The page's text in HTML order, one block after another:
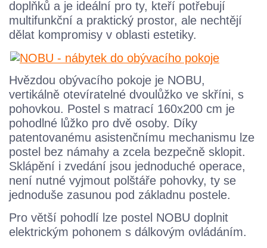
doplňků a je ideální pro ty, kteří potřebují
multifunkční a praktický prostor, ale nechtějí
dělat kompromisy v oblasti estetiky.
Hvězdou obývacího pokoje je NOBU,
vertikálně otevíratelné dvoulůžko ve skříni, s
pohovkou. Postel s matrací 160x200 cm je
pohodlné lůžko pro dvě osoby. Díky
patentovanému asistenčnímu mechanismu lze
postel bez námahy a zcela bezpečně sklopit.
Sklápění i zvedání jsou jednoduché operace,
není nutné vyjmout polštáře pohovky, ty se
jednoduše zasunou pod základnu postele.
Pro větší pohodlí lze postel NOBU doplnit
elektrickým pohonem s dálkovým ovládáním.